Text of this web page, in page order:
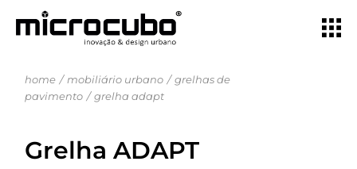
home mobiliário urbano
grelhas de
pavimento
grelha adapt
Grelha ADAPT